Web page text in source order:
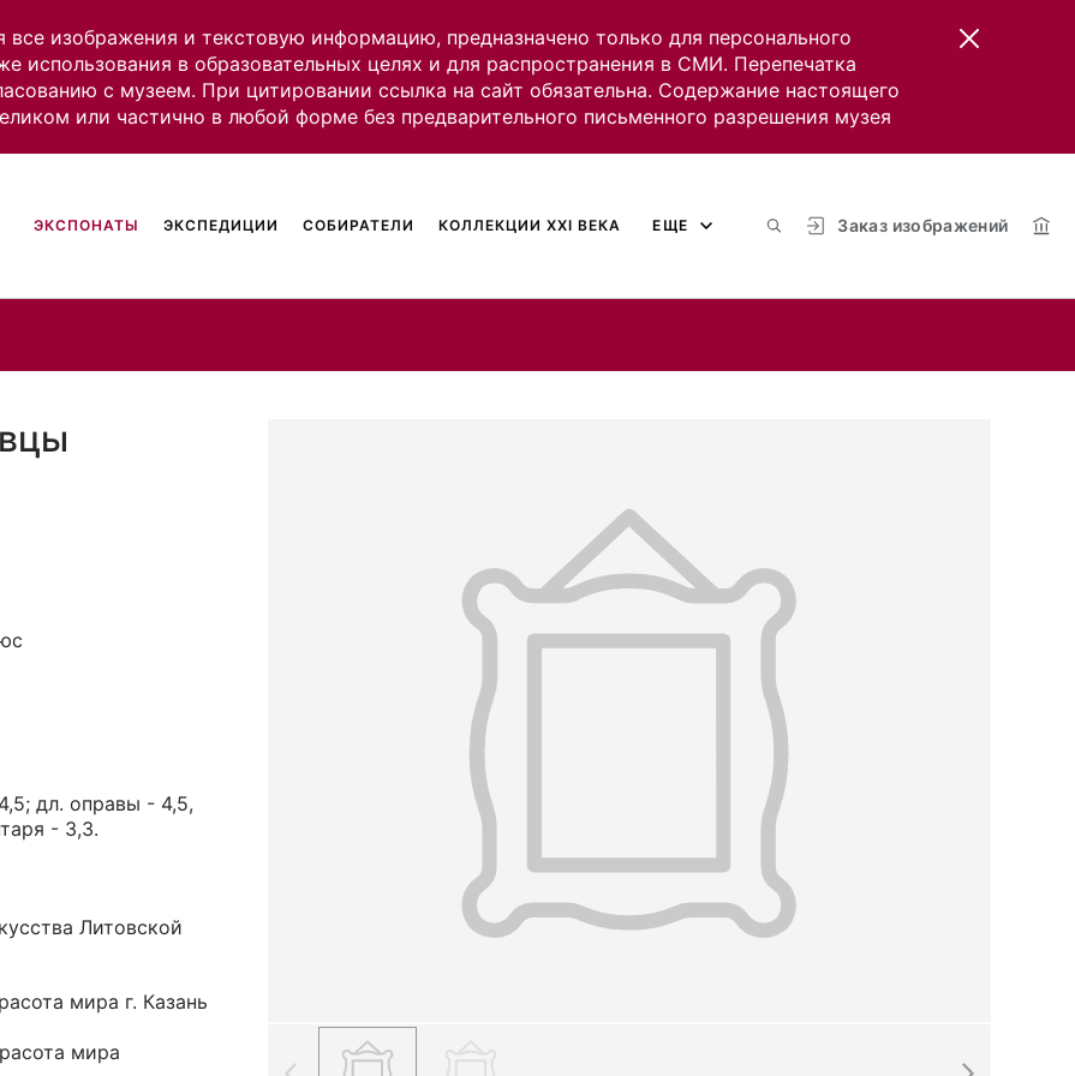
изображения и текстовую информацию, предназначено только для персонального
использования в образовательных целях и для распространения в СМИ. Перепечатка
с музеем. При цитировании ссылка на сайт обязательна. Содержание настоящего
или частично в любой форме без предварительного письменного разрешения музея
Заказ изображений
ЭКСПОНАТЫ ЭКСПЕДИЦИИ СОБИРАТЕЛИ КОЛЛЕКЦИИ XXI ВЕКА ЕЩЕ
дл. оправы - 4,5,
- 3,3.
Литовской
мира г. Казань
мира